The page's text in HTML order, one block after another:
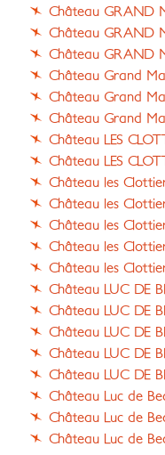
Château GRAND
Château GRAND
Château GRAND
Château Grand
Château Grand
Château Grand
Château LES
Château LES
Château les
Château les
Château les
Château les
Château les
Château LUC DE
Château LUC DE
Château LUC DE
Château LUC DE
Château LUC DE
Château Luc de
Château Luc de
Château Luc de